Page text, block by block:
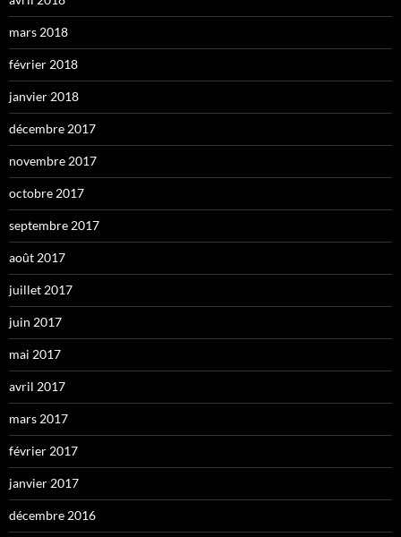
mars 2018
février 2018
janvier 2018
décembre 2017
novembre 2017
octobre 2017
septembre 2017
août 2017
juillet 2017
juin 2017
mai 2017
avril 2017
mars 2017
février 2017
janvier 2017
décembre 2016